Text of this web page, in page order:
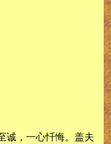
诚，一心忏悔。盖夫